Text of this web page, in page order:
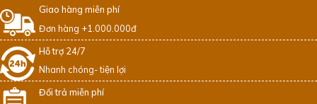
Giao hàng miễn phí
Đơn hàng +1.000.000đ
Hỗ trợ 24/7
Nhanh chóng- tiện lợi
Đổi trả miễn phí